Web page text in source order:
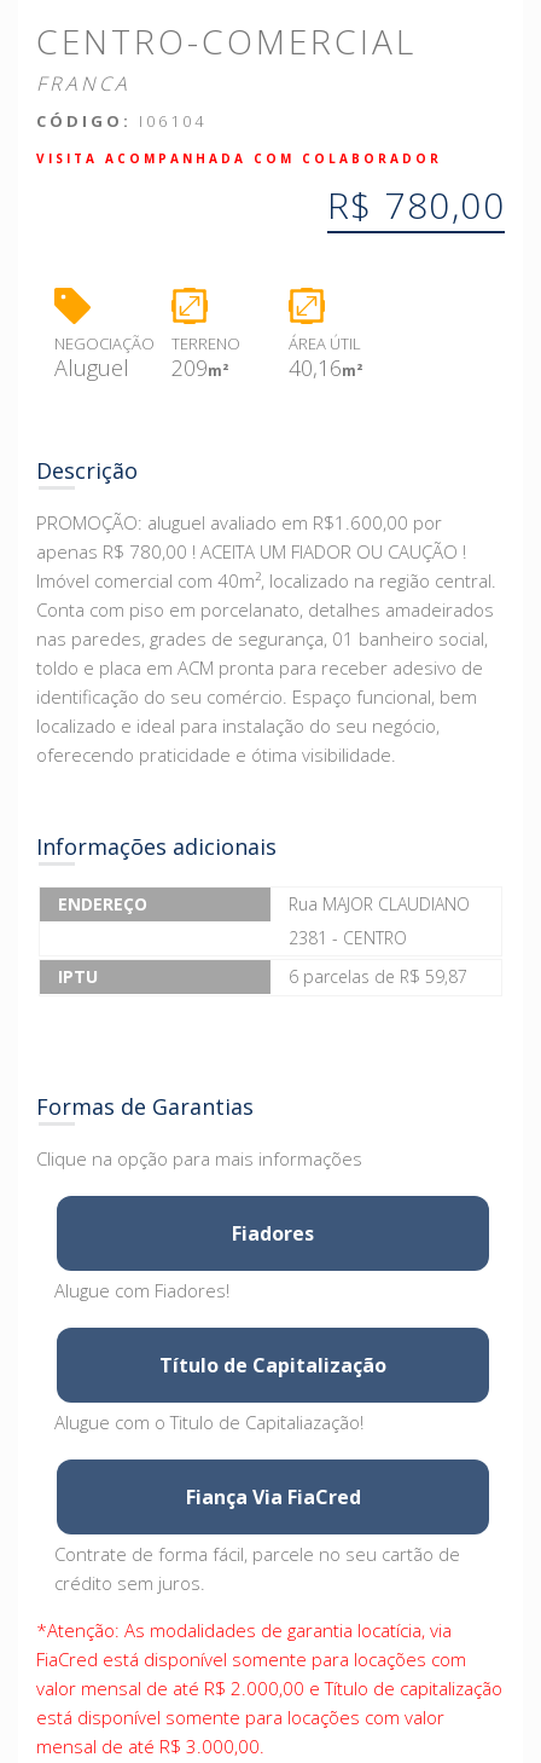
CENTRO-COMERCIAL
FRANCA
CÓDIGO: I06104
VISITA ACOMPANHADA COM COLABORADOR
R$ 780,00
NEGOCIAÇÃO
Aluguel
TERRENO
209m²
ÁREA ÚTIL
40,16m²
Descrição
PROMOÇÃO: aluguel avaliado em R$1.600,00 por
apenas R$ 780,00 ! ACEITA UM FIADOR OU CAUÇÃO !
Imóvel comercial com 40m², localizado na região central.
Conta com piso em porcelanato, detalhes amadeirados
nas paredes, grades de segurança, 01 banheiro social,
toldo e placa em ACM pronta para receber adesivo de
identificação do seu comércio. Espaço funcional, bem
localizado e ideal para instalação do seu negócio,
oferecendo praticidade e ótima visibilidade.
Informações adicionais
ENDEREÇO
Rua MAJOR CLAUDIANO
2381 - CENTRO
IPTU
6 parcelas de R$ 59,87
Formas de Garantias
Clique na opção para mais informações
Fiadores
Alugue com Fiadores!
Título de Capitalização
Alugue com o Titulo de Capitaliazação!
Fiança Via FiaCred
Contrate de forma fácil, parcele no seu cartão de
crédito sem juros.
*Atenção: As modalidades de garantia locatícia, via
FiaCred está disponível somente para locações com
valor mensal de até R$ 2.000,00 e Título de capitalização
está disponível somente para locações com valor
mensal de até R$ 3.000,00.